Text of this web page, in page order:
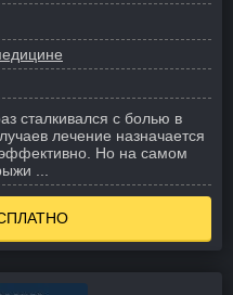
сталкивался с болью в
лечение назначается
Но на самом
...